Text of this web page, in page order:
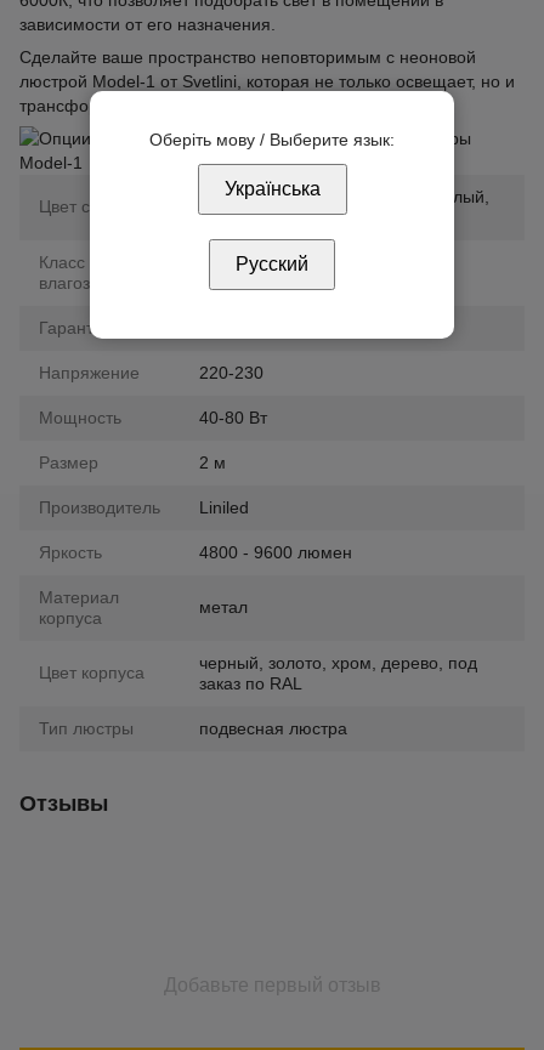
зависимости от его назначения.
Сделайте ваше пространство неповторимым с неоновой
люстрой Model-1 от Svetlini, которая не только освещает, но и
трансформирует ваш интерьер.
Цвет свечения
белый нейтральный, белый тёплый,
белый холодный
Класс
влагозащиты
IP20, IP44
Гарантия
Напряжение 220-230
Мощность 40-80 Вт
Размер 2 м
Производитель Liniled
Яркость 4800 - 9600 люмен
Материал
корпуса
метал
Цвет корпуса
черный, золото, хром, дерево, под
заказ по RAL
Тип люстры подвесная люстра
Отзывы
Добавьте первый отзыв
Оберіть мову / Выберите язык:
Українська
Русский